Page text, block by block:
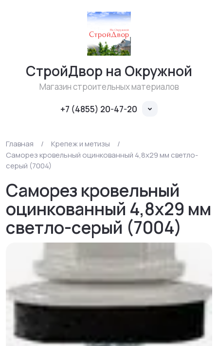
СтройДвор на Окружной
Магазин строительных материалов
+7 (4855) 20-47-20
Главная / Крепеж и метизы
/
Саморез кровельный оцинкованный 4,8x29 мм светло-
серый (7004)
Саморез кровельный
оцинкованный 4,8x29 мм
светло-серый (7004)